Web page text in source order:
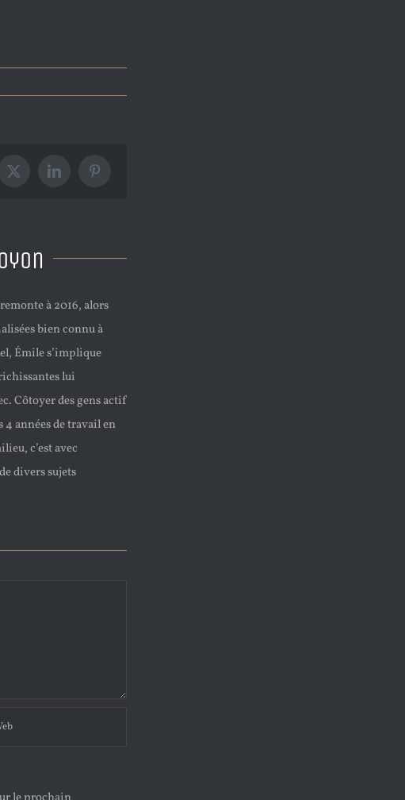
X LinkedInPinterest
à 2016, alors
bien connu à
Émile s’implique
lui
Côtoyer des gens actif
4 années de travail en
c’est avec
divers sujets